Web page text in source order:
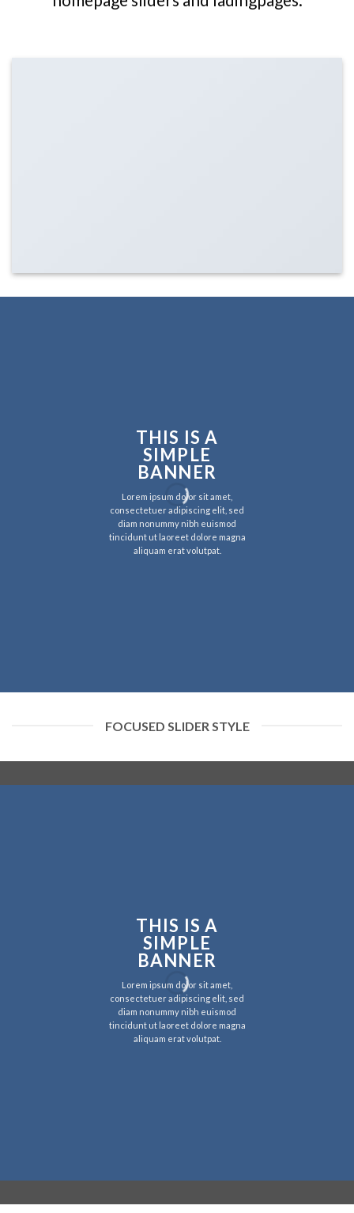
THIS IS A
SIMPLE
BANNER
Lorem ipsum dolor sit amet,
consectetuer adipiscing elit, sed
diam nonummy nibh euismod
tincidunt ut laoreet dolore magna
aliquam erat volutpat.
FOCUSED SLIDER STYLE
THIS IS A
SIMPLE
BANNER
Lorem ipsum dolor sit amet,
consectetuer adipiscing elit, sed
diam nonummy nibh euismod
tincidunt ut laoreet dolore magna
aliquam erat volutpat.